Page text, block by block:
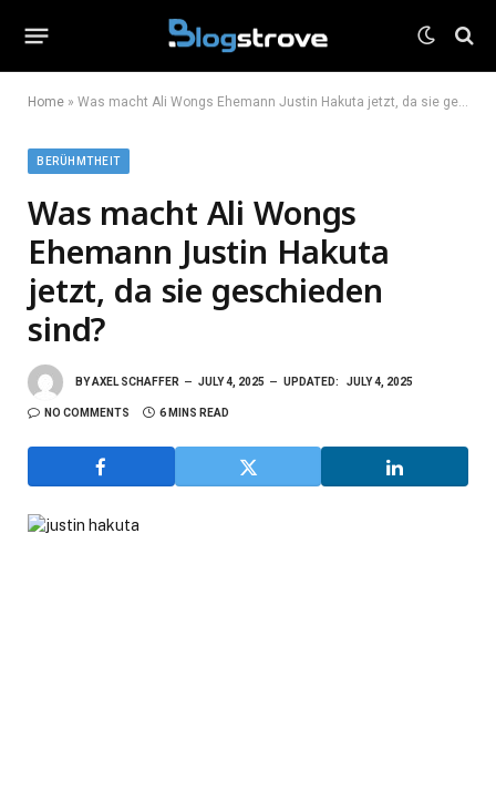
Home » Was macht Ali Wongs Ehemann Justin Hakuta jetzt, da sie geschieden sind?
BERÜHMTHEIT
Was macht Ali Wongs
Ehemann Justin Hakuta
jetzt, da sie geschieden
sind?
BYAXEL SCHAFFER JULY 4, 2025 UPDATED: JULY 4, 2025
NO COMMENTS 6 MINS READ